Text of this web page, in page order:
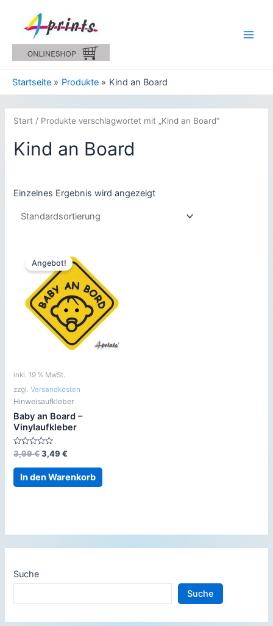
springen
Startseite Produkte Kind an Board
Start / Produkte verschlagwortet mit „Kind an Board“
Kind an Board
Einzelnes Ergebnis wird angezeigt
Angebot!
inkl. 19 % MwSt.
zzgl.Versandkosten
Hinweisaufkleber
Baby an Board –
Vinylaufkleber
Bewertet
mit
0
von
3,99€Ursprünglicher
war:
3,49€
ist:
3,49 €.
In den Warenkorb
Suche
Suche